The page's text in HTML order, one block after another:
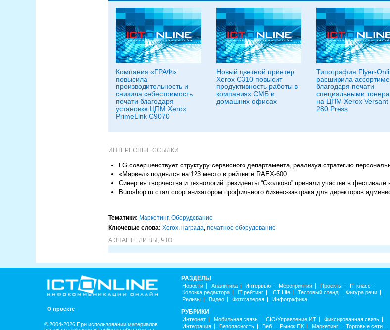
Компания «ГРАФ»
повысила
производительность и
снизила себестоимость
печати благодаря
установке ЦПМ Xerox
PrimeLink C9070
Новый цветной принтер
Xerox C310 повысит
продуктивность работы в
компаниях СМБ и
домашних офисах
Типография Flyer-
расширила
благодаря печати
специальными
на ЦПМ Xerox Versant
280 Press
ИНТЕРЕСНЫЕ ССЫЛКИ
LG совершенствует структуру сервисного департамента, реализуя стратегию
«Марвел» поднялся на 123 место в рейтинге RAEX-600
Синергия творчества и технологий: резиденты “Сколково” приняли участие в фестивале
Buroshop.ru стал соорганизатором профильного бизнес-завтрака для директоров
Тематики: Маркетинг, Оборудование
Ключевые слова: Xerox, награда, печатное оборудование
А ЗНАЕТЕ ЛИ ВЫ, ЧТО:
О проекте
© 2004-2026 При использовании материалов
РАЗДЕЛЫ
Новости Аналитика Интервью Мероприятия Проекты
IT класс
Колонка редактора
IT рейтинг ICT Life Тестовый стенд
Фигура речи
Релизы
Видео Фотогалерея Инфографика
РУБРИКИ
Интернет Мобильная связь CIO/Управление ИТ
Фиксированная связь
Интеграция
Безопасность Веб Рынок ПК Маркетинг Торговые сети